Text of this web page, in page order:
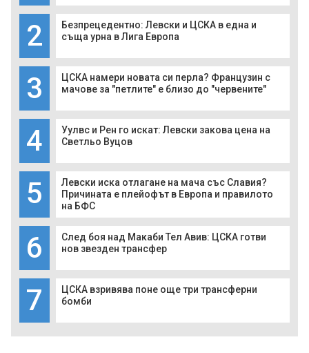
2
Безпрецедентно: Левски и ЦСКА в една и
съща урна в Лига Европа
3
ЦСКА намери новата си перла? Французин с
мачове за "петлите" е близо до "червените"
4
Уулвс и Рен го искат: Левски закова цена на
Светльо Вуцов
5
Левски иска отлагане на мача със Славия?
Причината е плейофът в Европа и правилото
на БФС
6
След боя над Макаби Тел Авив: ЦСКА готви
нов звезден трансфер
7
ЦСКА взривява поне още три трансферни
бомби